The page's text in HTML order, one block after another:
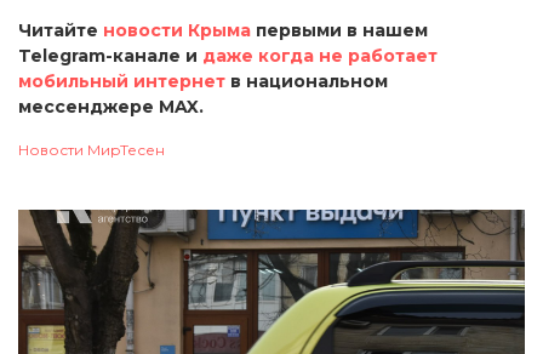
Читайте новости Крыма первыми в нашем
Telegram-канале и даже когда не работает
мобильный интернет в национальном
мессенджере MAX.
Новости МирТесен